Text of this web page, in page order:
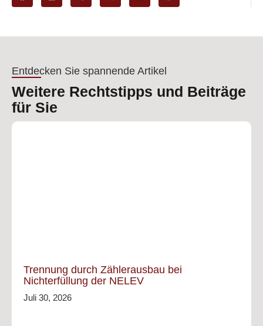
Entdecken Sie spannende Artikel
Weitere Rechtstipps und Beiträge
für Sie
Trennung durch Zählerausbau bei
Nichterfüllung der NELEV
Juli 30, 2026